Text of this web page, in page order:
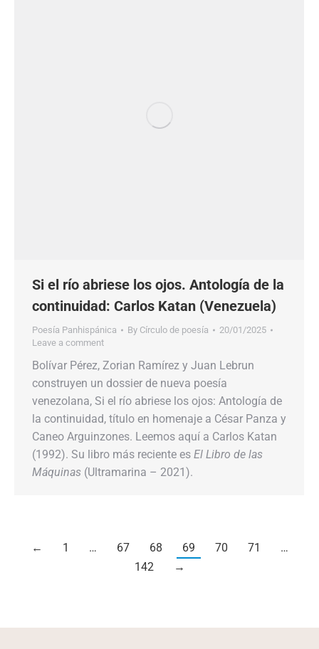
Si el río abriese los ojos. Antología de la
continuidad: Carlos Katan (Venezuela)
Poesía Panhispánica By Círculo de poesía
20/01/2025
Leave a comment
Bolívar Pérez, Zorian Ramírez y Juan Lebrun
construyen un dossier de nueva poesía
venezolana, Si el río abriese los ojos: Antología de
la continuidad, título en homenaje a César Panza y
Caneo Arguinzones. Leemos aquí a Carlos Katan
(1992). Su libro más reciente es El Libro de las
Máquinas (Ultramarina – 2021).
← 1 … 67 68 69 70 71
…
142
→